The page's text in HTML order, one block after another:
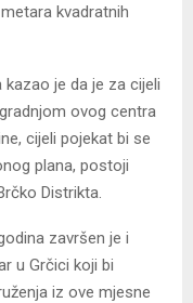
kvadratnih
je da je za cijeli
ovog centra
cijeli pojekat bi se
plana, postoji
Distrikta.
završen je i
u Grčici koji bi
iz ove mjesne